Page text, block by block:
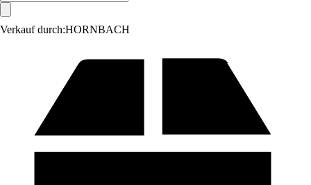
Verkauf durch:HORNBACH